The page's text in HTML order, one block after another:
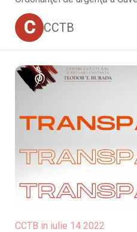
Centrul
Judeţean
„Teodor
Burada”
managementul instituţiilor
prin Legea nr. 269/2009, cu
ulterioare și ale Ordinului
2799/2015 pentru
management, a
desfăşurare a evaluării
cadru al caietului de
raportului de activitate,
contractului de
management pentru Centrul
C CCTB
CCTB in iulie 14 2022